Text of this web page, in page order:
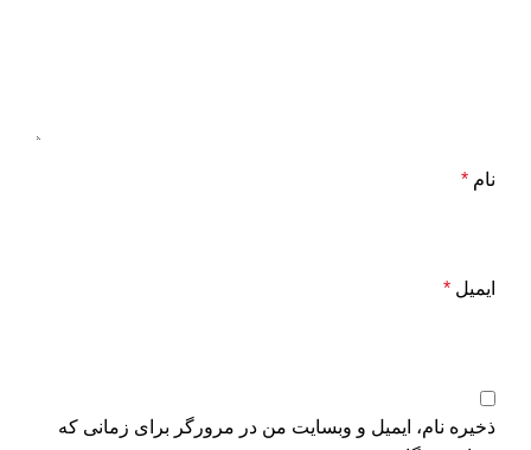
نام *
ایمیل *
ذخیره نام، ایمیل و وبسایت من در مرورگر برای زمانی که